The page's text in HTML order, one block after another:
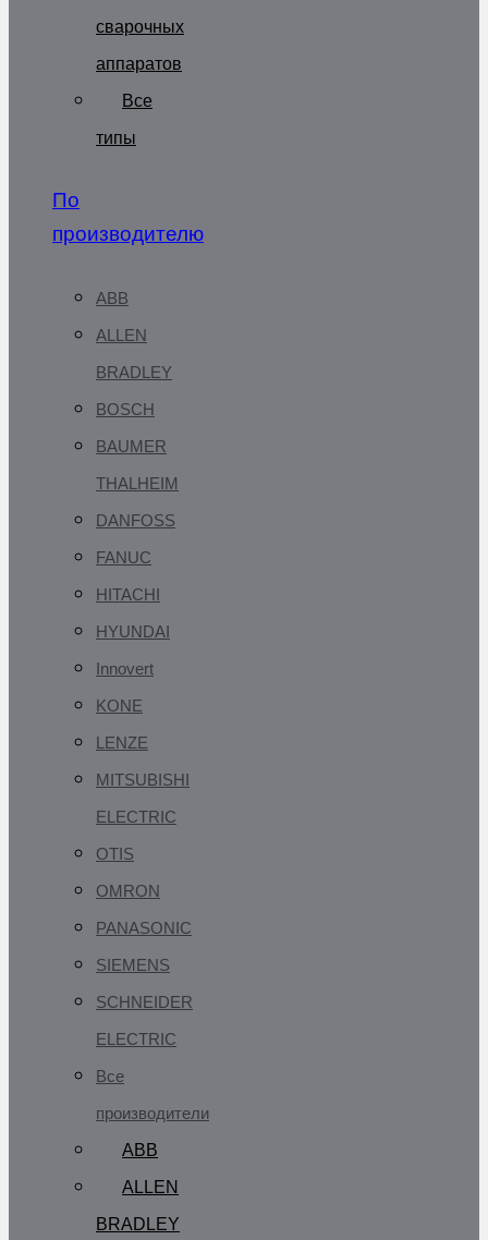
сварочных
аппаратов
Все
типы
По
производителю
ABB
ALLEN
BRADLEY
BOSCH
BAUMER
THALHEIM
DANFOSS
FANUC
HITACHI
HYUNDAI
Innovert
KONE
LENZE
MITSUBISHI
ELECTRIC
OTIS
OMRON
PANASONIC
SIEMENS
SCHNEIDER
ELECTRIC
Все
производители
ABB
ALLEN
BRADLEY